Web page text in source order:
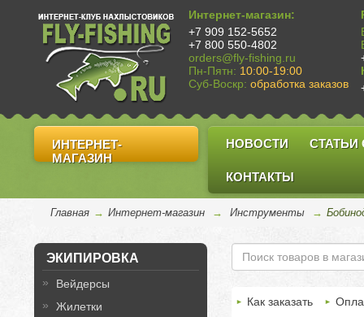
Интернет-магазин:
+7 909 152-5652
+7 800 550-4802
orders@fly-fishing.ru
Пн-Пятн: 10:00-19:00
Суб-Воскр: обработка заказов
ИНТЕРНЕТ-
МАГАЗИН
НОВОСТИ СТАТЬИ
КОНТАКТЫ
Главная → Интернет-магазин → Инструменты →
ЭКИПИРОВКА
Вейдерсы
Жилетки
Как заказать